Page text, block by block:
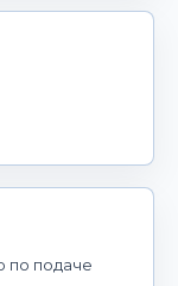
по подаче